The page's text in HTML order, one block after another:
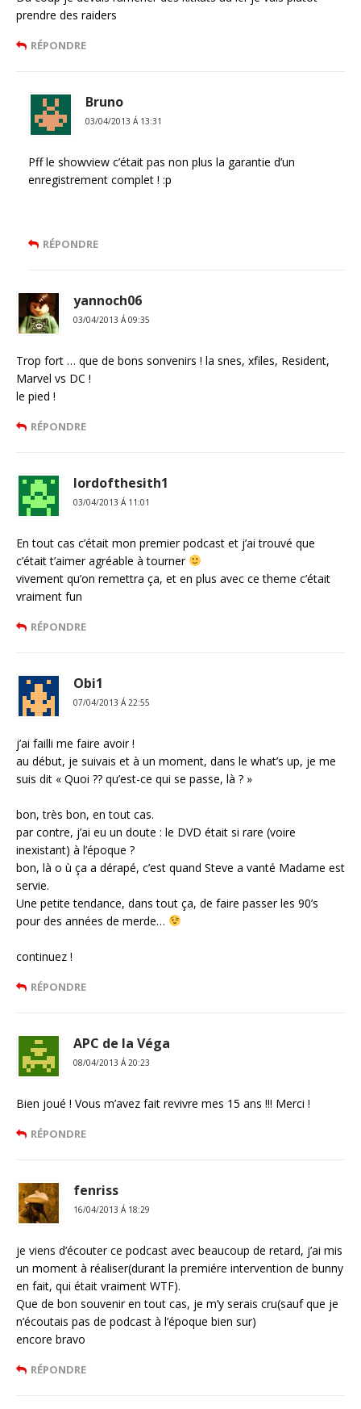
prendre des raiders
RÉPONDRE
Bruno
03/04/2013 Á 13:31
Pff le showview c’était pas non plus la garantie d’un
enregistrement complet ! :p
RÉPONDRE
yannoch06
03/04/2013 Á 09:35
Trop fort … que de bons sonvenirs ! la snes, xfiles, Resident,
Marvel vs DC !
le pied !
RÉPONDRE
lordofthesith1
03/04/2013 Á 11:01
En tout cas c’était mon premier podcast et j’ai trouvé que
c’était t’aimer agréable à tourner
vivement qu’on remettra ça, et en plus avec ce theme c’était
vraiment fun
RÉPONDRE
Obi1
07/04/2013 Á 22:55
j’ai failli me faire avoir !
au début, je suivais et à un moment, dans le what’s up, je me
suis dit « Quoi ?? qu’est-ce qui se passe, là ? »
bon, très bon, en tout cas.
par contre, j’ai eu un doute : le DVD était si rare (voire
inexistant) à l’époque ?
bon, là o ù ça a dérapé, c’est quand Steve a vanté Madame est
servie.
Une petite tendance, dans tout ça, de faire passer les 90’s
pour des années de merde…
continuez !
RÉPONDRE
APC de la Véga
08/04/2013 Á 20:23
Bien joué ! Vous m’avez fait revivre mes 15 ans !!! Merci !
RÉPONDRE
fenriss
16/04/2013 Á 18:29
je viens d’écouter ce podcast avec beaucoup de retard, j’ai mis
un moment à réaliser(durant la premiére intervention de bunny
en fait, qui était vraiment WTF).
Que de bon souvenir en tout cas, je m’y serais cru(sauf que je
n’écoutais pas de podcast à l’époque bien sur)
encore bravo
RÉPONDRE